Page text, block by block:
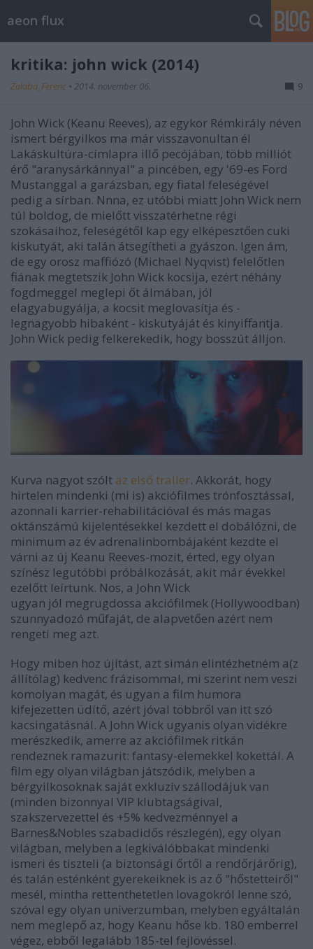
aeon flux
kritika: john wick (2014)
Zalaba_Ferenc • 2014. november 06. 9
John Wick (Keanu Reeves), az egykor Rémkirály néven
ismert bérgyilkos ma már visszavonultan él
Lakáskultúra-címlapra illő pecójában, több milliót
érő "aranysárkánnyal" a pincében, egy '69-es Ford
Mustanggal a garázsban, egy fiatal feleségével
pedig a sírban. Nnna, ez utóbbi miatt John Wick nem
túl boldog, de mielőtt visszatérhetne régi
szokásaihoz, feleségétől kap egy elképesztően cuki
kiskutyát, aki talán átsegítheti a gyászon. Igen ám,
de egy orosz maffiózó (Michael Nyqvist) felelőtlen
fiának megtetszik John Wick kocsija, ezért néhány
fogdmeggel meglepi őt álmában, jól
elagyabugyálja, a kocsit meglovasítja és -
legnagyobb hibaként - kiskutyáját és kinyiffantja.
John Wick pedig felkerekedik, hogy bosszút álljon.
Kurva nagyot szólt az első trailer. Akkorát, hogy
hirtelen mindenki (mi is) akciófilmes trónfosztással,
azonnali karrier-rehabilitációval és más magas
oktánszámú kijelentésekkel kezdett el dobálózni, de
minimum az év adrenalinbombájaként kezdte el
várni az új Keanu Reeves-mozit, érted, egy olyan
színész legutóbbi próbálkozását, akit már évekkel
ezelőtt leírtunk. Nos, a John Wick
ugyan jól megrugdossa akciófilmek (Hollywoodban)
szunnyadozó műfaját, de alapvetően azért nem
rengeti meg azt.
Hogy miben hoz újítást, azt simán elintézhetném a(z
állítólag) kedvenc frázisommal, mi szerint nem veszi
komolyan magát, és ugyan a film humora
kifejezetten üdítő, azért jóval többről van itt szó
kacsingatásnál. A John Wick ugyanis olyan vidékre
merészkedik, amerre az akciófilmek ritkán
rendeznek ramazurit: fantasy-elemekkel kokettál. A
film egy olyan világban játszódik, melyben a
bérgyilkosoknak saját exkluzív szállodájuk van
(minden bizonnyal VIP klubtagságival,
szakszervezettel és +5% kedvezménnyel a
Barnes&Nobles szabadidős részlegén), egy olyan
világban, melyben a legkiválóbbakat mindenki
ismeri és tiszteli (a biztonsági őrtől a rendőrjárőrig),
és talán esténként gyerekeiknek is az ő "hőstetteiről"
mesél, mintha rettenthetetlen lovagokról lenne szó,
szóval egy olyan univerzumban, melyben egyáltalán
nem meglepő az, hogy Keanu hőse kb. 180 emberrel
végez, ebből legalább 185-tel fejlövéssel.